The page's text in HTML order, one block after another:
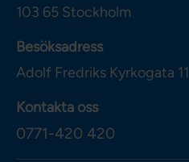
103 65 Stockholm
Besöksadress
Adolf Fredriks Kyrkogata 11
Kontakta oss
0771-420 420